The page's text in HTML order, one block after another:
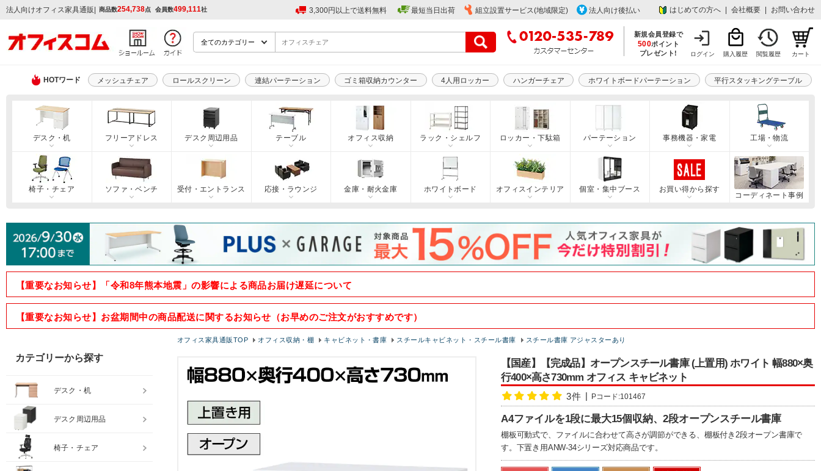
法人向けオフィス家具通販 | 商品数254,738点 会員数499,111社 3,300円以上で送料無料 最短当日出荷 組立設置サービス(地域限定) 法人向け後払い はじめての方へ 会社概要 お問い合わせ
新規会員登録で
500ポイント
プレゼント!
ログイン 購入履歴 閲覧履歴 カート
HOTワード メッシュチェア ロールスクリーン 連結パーテーション ゴミ箱収納カウンター 4人用ロッカー ハンガーチェア ホワイトボードパーテーション 平行スタッキングテーブル
デスク・机 フリーアドレス デスク周辺用品 テーブル オフィス収納 ラック・シェルフ ロッカー・下駄箱 パーテーション 事務機器・家電 工場・物流
椅子・チェア ソファ・ベンチ 受付・エントランス 応接・ラウンジ 金庫・耐火金庫 ホワイトボード オフィスインテリア 個室・集中ブース
お買い得から探す
コーディネート事例
【重要なお知らせ】「令和8年熊本地震」の影響による商品お届け遅延について
【重要なお知らせ】お盆期間中の商品配送に関するお知らせ（お早めのご注文がおすすめです）
オフィス家具通販TOP オフィス収納・棚 キャビネット・書庫 スチールキャビネット・スチール書庫 スチール書庫 アジャスターあり
【国産】【完成品】オープンスチール書庫 (上置用) ホワイト 幅880×奥
行400×高さ730mm オフィス キャビネット
3件 Pコード:101467
A4ファイルを1段に最大15個収納、2段オープンスチール書庫
棚板可動式で、ファイルに合わせて高さが調節ができる、棚板付き2段オープン書庫で
す。下置き用ANW-34シリーズ対応商品です。
カテゴリーから探す
デスク・机
デスク周辺用品
椅子・チェア